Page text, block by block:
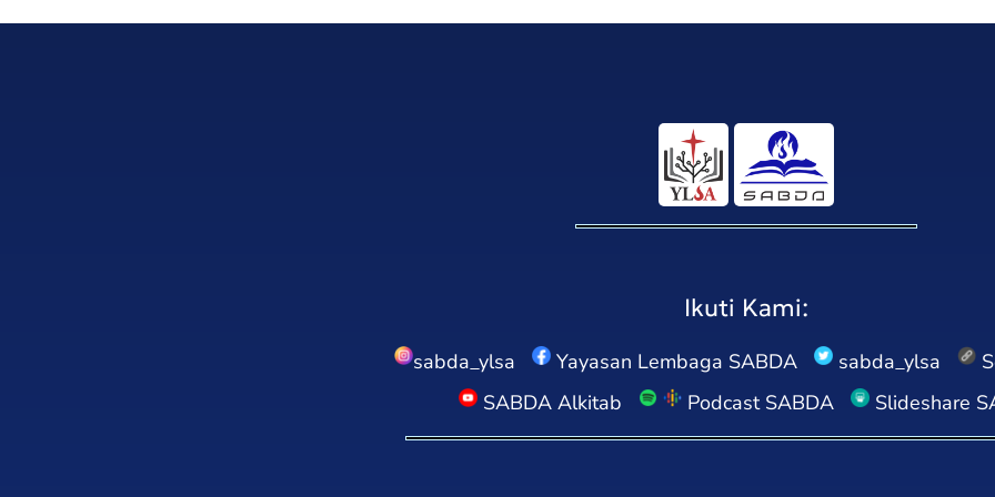
Ikuti Kami:
sabda_ylsa Yayasan Lembaga SABDA sabda_ylsa
SABDA Alkitab
Podcast SABDA Slideshare